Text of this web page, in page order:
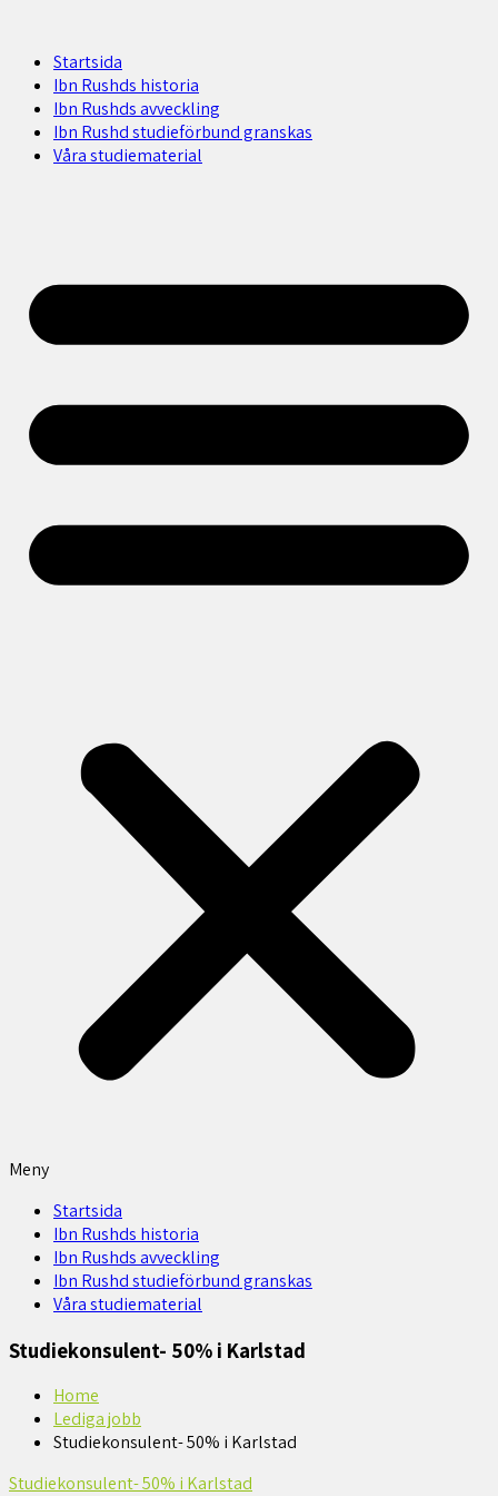
Startsida
Ibn Rushds historia
Ibn Rushds avveckling
Ibn Rushd studieförbund granskas​
Våra studiematerial
Meny
Startsida
Ibn Rushds historia
Ibn Rushds avveckling
Ibn Rushd studieförbund granskas​
Våra studiematerial
Studiekonsulent- 50% i Karlstad
Home
Lediga jobb
Studiekonsulent- 50% i Karlstad
Studiekonsulent- 50% i Karlstad